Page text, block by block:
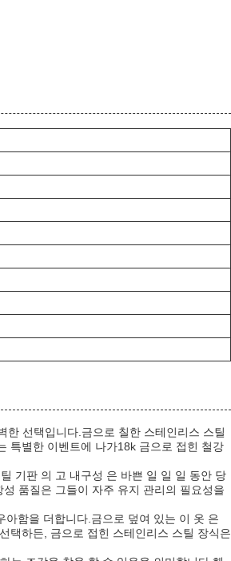
선택입니다.금으로 칠한 스테인리스 스틸
특별한 이벤트에 나가18k 금으로 접힌 철강
기판 의 고 내구성 은 바쁜 일 일 일 동안 당
품질은 그들이 자주 유지 관리의 필요성을
함을 더합니다.금으로 덮여 있는 이 옷 은
택하든, 금으로 접힌 스테인리스 스틸 장식은